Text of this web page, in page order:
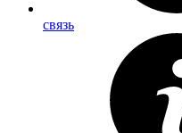
связь